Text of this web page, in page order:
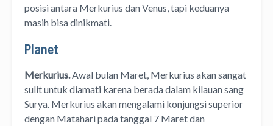
posisi antara Merkurius dan Venus, tapi keduanya
masih bisa dinikmati.
Planet
Merkurius.Awal bulan Maret, Merkurius akan sangat
sulit untuk diamati karena berada dalam kilauan sang
Surya. Merkurius akan mengalami konjungsi superior
dengan Matahari pada tanggal 7 Maret dan